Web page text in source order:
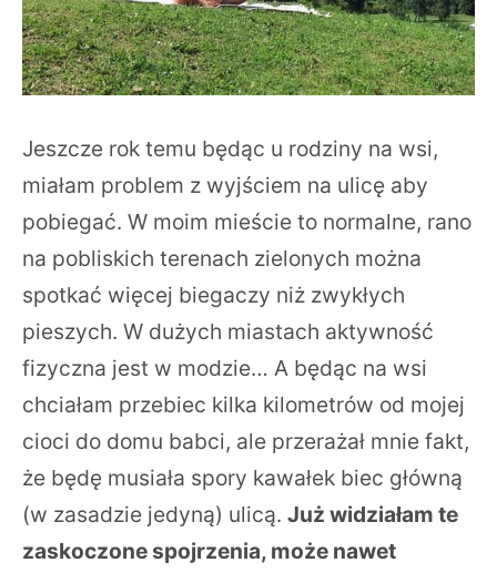
Jeszcze rok temu będąc u rodziny na wsi,
miałam problem z wyjściem na ulicę aby
pobiegać. W moim mieście to normalne, rano
na pobliskich terenach zielonych można
spotkać więcej biegaczy niż zwykłych
pieszych. W dużych miastach aktywność
fizyczna jest w modzie… A będąc na wsi
chciałam przebiec kilka kilometrów od mojej
cioci do domu babci, ale przerażał mnie fakt,
że będę musiała spory kawałek biec główną
(w zasadzie jedyną) ulicą. Już widziałam te
zaskoczone spojrzenia, może nawet